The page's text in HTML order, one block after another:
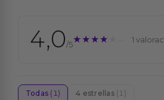
4,0/5★★★★★
★★★★★ 1
Todas (1) 4 estrellas (1)